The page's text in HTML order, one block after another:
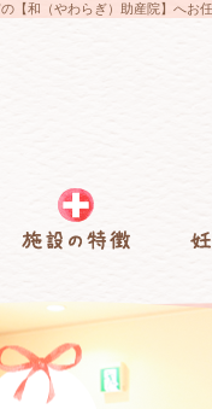
【和（やわらぎ）助産院】へお